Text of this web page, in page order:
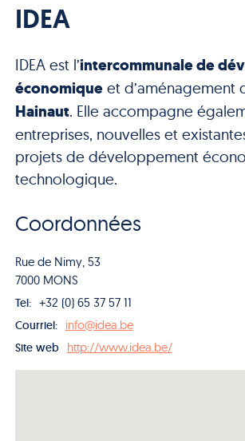
IDEA
IDEA est l’intercommunale de
économiqueet d’aménagement
Hainaut. Elle accompagne
entreprises, nouvelles et
projets de développement
technologique.
Coordonnées
Rue de Nimy, 53
7000 MONS
Tel: +32 (0) 65 37 57 11
Courriel: info@idea.be
Site web http://www.idea.be/